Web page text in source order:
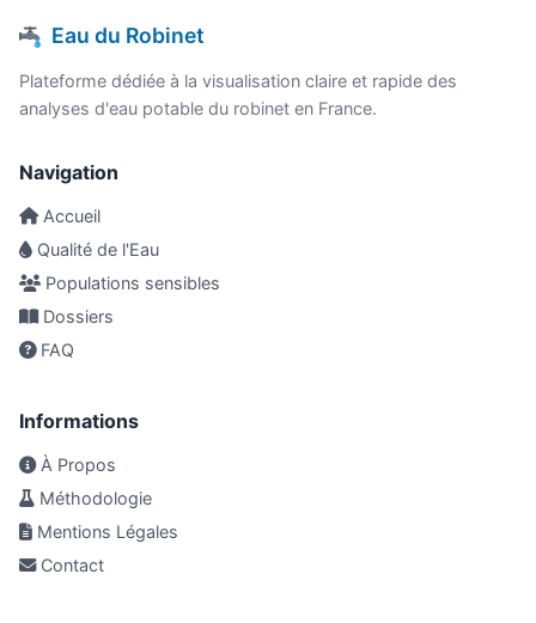
Eau du Robinet
Plateforme dédiée à la visualisation claire et rapide des
analyses d'eau potable du robinet en France.
Navigation
Accueil
Qualité de l'Eau
Populations sensibles
Dossiers
FAQ
Informations
À Propos
Méthodologie
Mentions Légales
Contact